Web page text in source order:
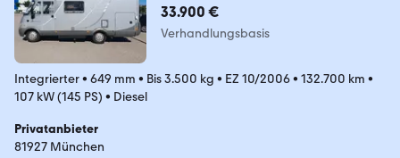
33.900 €
Verhandlungsbasis
Integrierter• 649 mm • Bis 3.500 kg • EZ 10/2006• 132.700 km •
107 kW (145 PS) • Diesel
Privatanbieter
81927 München